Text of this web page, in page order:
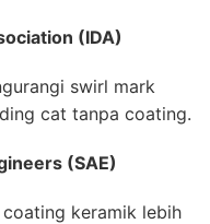
(IDA)
swirl mark
cat tanpa coating.
(SAE)
keramik lebih